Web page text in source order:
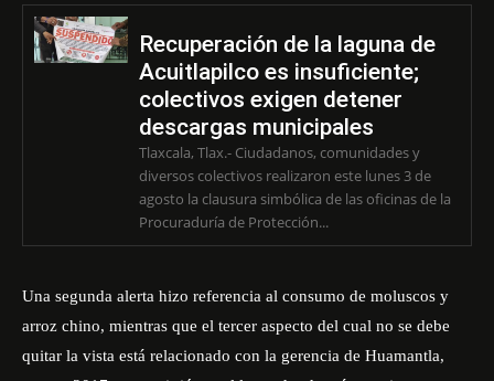
Recuperación de la laguna de
Acuitlapilco es insuficiente;
colectivos exigen detener
descargas municipales
Tlaxcala, Tlax.- Ciudadanos, comunidades y
diversos colectivos realizaron este lunes 3 de
agosto la clausura simbólica de las oficinas de la
Procuraduría de Protección...
Una segunda alerta hizo referencia al consumo de moluscos y
arroz chino, mientras que el tercer aspecto del cual no se debe
quitar la vista está relacionado con la gerencia de Huamantla,